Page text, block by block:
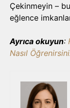
Çekinmeyin –
eğlence
Ayrıca okuyun:
Nasıl